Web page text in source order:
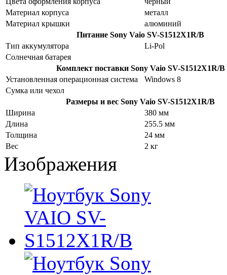
Материал корпуса
металл
Материал крышки
алюминий
Питание Sony Vaio SV-S1512X1R/B
Тип аккумулятора
Li-Pol
Cолнечная батарея
Комплект поставкиSony Vaio SV-S1512X1R/B
Установленная операционная система
Windows 8
Сумка или чехол
Размеры и вес Sony Vaio SV-S1512X1R/B
Ширина
380 мм
Длина
255.5 мм
Толщина
24 мм
Вес
2 кг
Изображения